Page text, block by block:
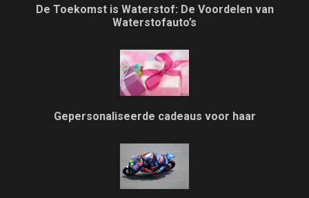
De Toekomst is Waterstof: De Voordelen van
Waterstofauto’s
Gepersonaliseerde cadeaus voor haar